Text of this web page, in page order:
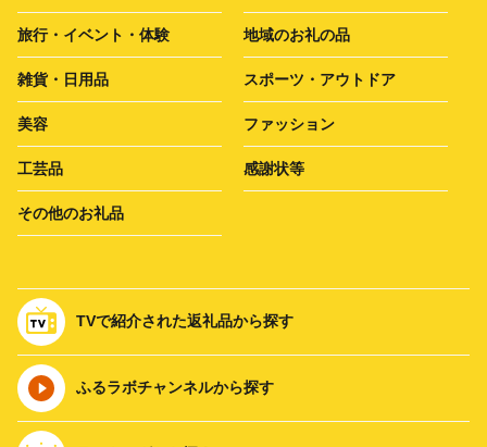
旅行・イベント・体験 地域のお礼の品
雑貨・日用品 スポーツ・アウトドア
美容 ファッション
工芸品 感謝状等
その他のお礼品
TVで紹介された返礼品から探す
ふるラボチャンネルから探す